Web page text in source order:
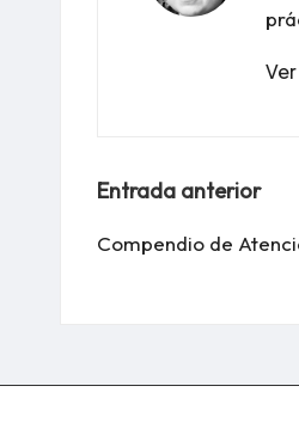
Navegación
de
Entrada anterior
Compendio de